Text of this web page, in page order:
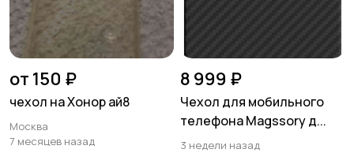
от 150 ₽
чехол на Хонор ай8
Москва
7 месяцев назад
8 999 ₽
Чехол для мобильного
телефона Magssory д...
3 недели назад